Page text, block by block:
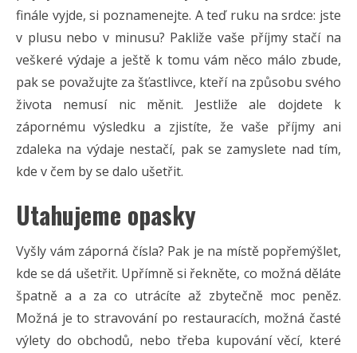
finále vyjde, si poznamenejte. A teď ruku na srdce: jste
v plusu nebo v minusu? Pakliže vaše příjmy stačí na
veškeré výdaje a ještě k tomu vám něco málo zbude,
pak se považujte za šťastlivce, kteří na způsobu svého
života nemusí nic měnit. Jestliže ale dojdete k
zápornému výsledku a zjistíte, že vaše příjmy ani
zdaleka na výdaje nestačí, pak se zamyslete nad tím,
kde v čem by se dalo ušetřit.
Utahujeme opasky
Vyšly vám záporná čísla? Pak je na místě popřemýšlet,
kde se dá ušetřit. Upřímně si řekněte, co možná děláte
špatně a a za co utrácíte až zbytečně moc peněz.
Možná je to stravování po restauracích, možná časté
výlety do obchodů, nebo třeba kupování věcí, které